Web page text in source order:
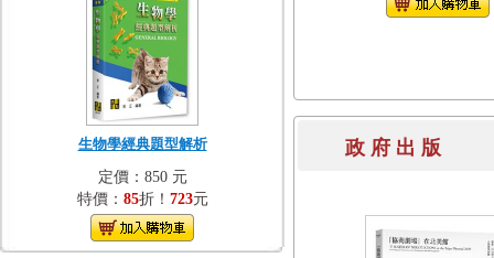
生物學經典題型解析
定價：850 元
特價： 85折！ 723元
政 府 出